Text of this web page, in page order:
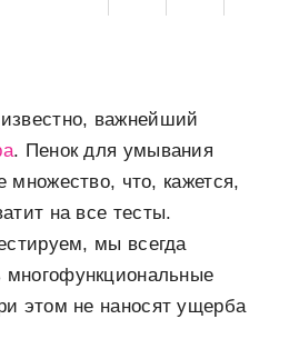
важнейший
. Пенок для умывания
множество, что, кажется,
на все тесты.
мы всегда
этом не наносят ущерба